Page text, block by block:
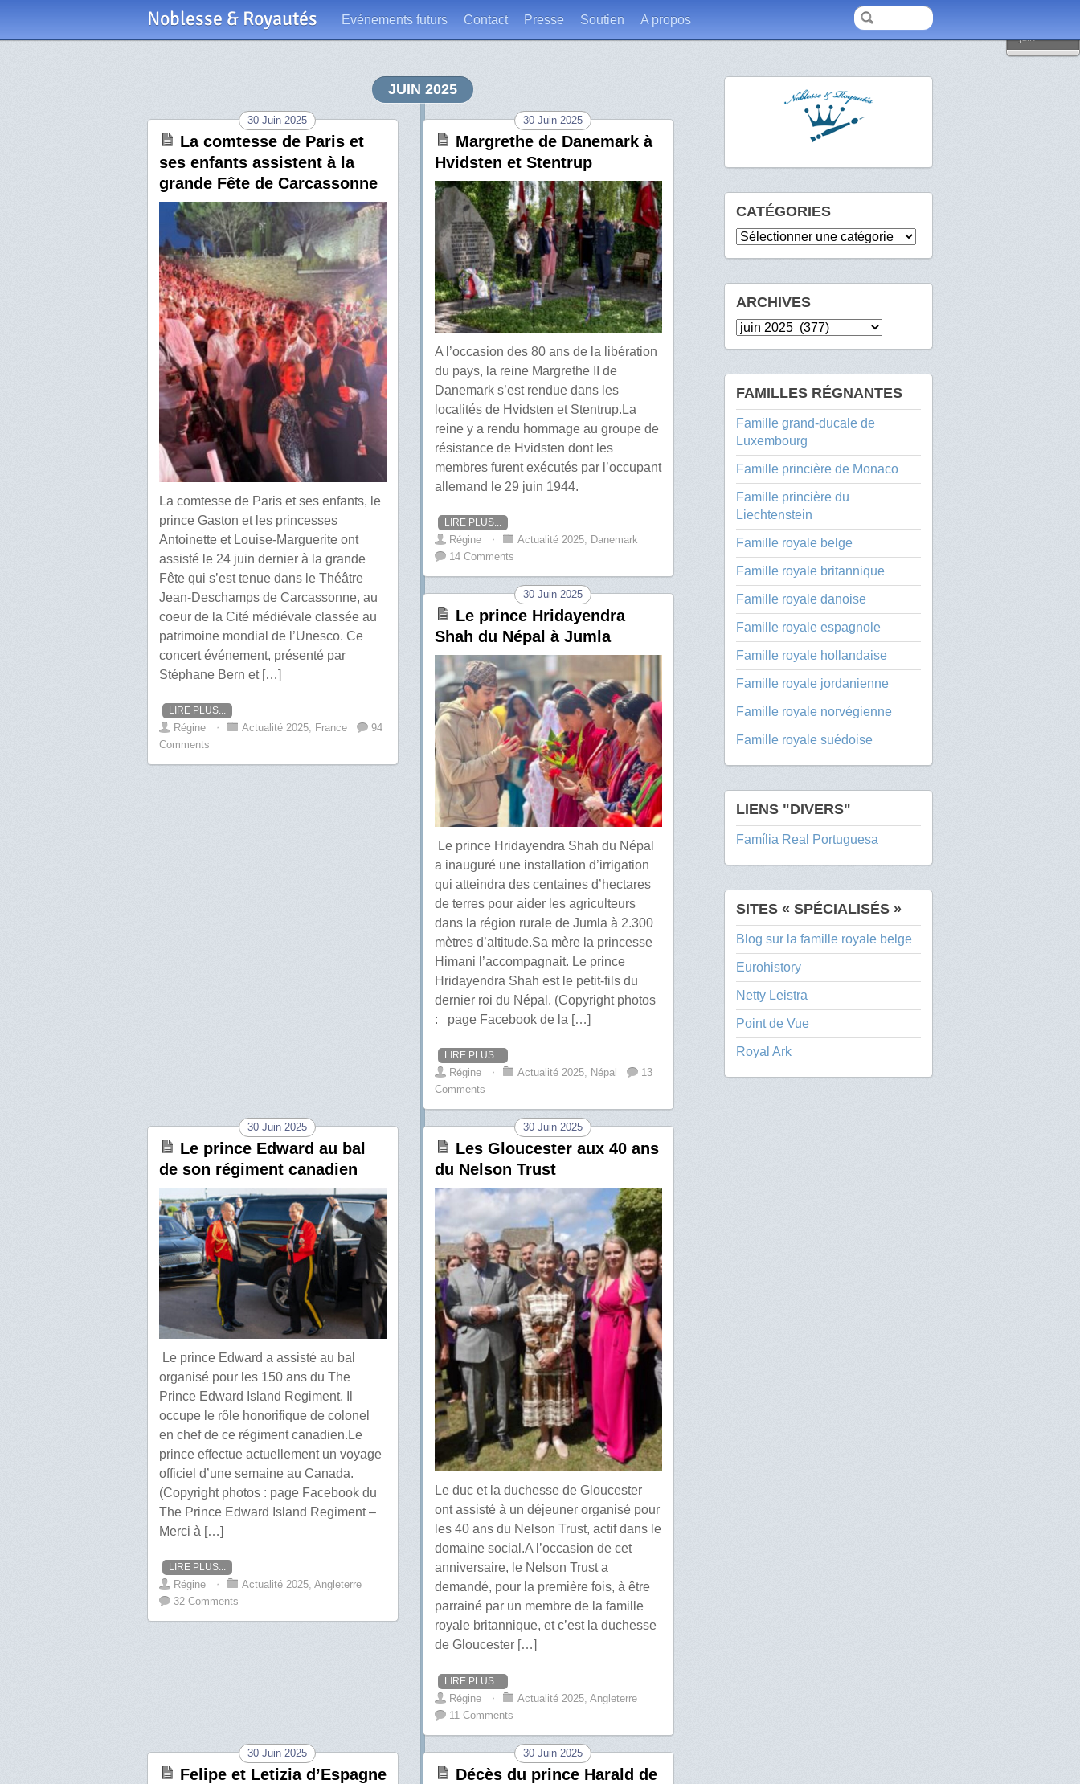
Noblesse & Royautés Evénements futurs Contact Presse Soutien A propos
juin
JUIN 2025
30 Juin 2025
La comtesse de Paris et
ses enfants assistent à la
grande Fête de Carcassonne
La comtesse de Paris et ses enfants, le
prince Gaston et les princesses
Antoinette et Louise-Marguerite ont
assisté le 24 juin dernier à la grande
Fête qui s’est tenue dans le Théâtre
Jean-Deschamps de Carcassonne, au
coeur de la Cité médiévale classée au
patrimoine mondial de l’Unesco. Ce
concert événement, présenté par
Stéphane Bern et […]
LIRE PLUS...
Régine ⋅ Actualité 2025 France
94
Comments
30 Juin 2025
Margrethe de Danemark à
Hvidsten et Stentrup
A l’occasion des 80 ans de la libération
du pays, la reine Margrethe II de
Danemark s’est rendue dans les
localités de Hvidsten et Stentrup.La
reine y a rendu hommage au groupe de
résistance de Hvidsten dont les
membres furent exécutés par l’occupant
allemand le 29 juin 1944.
LIRE PLUS...
Régine ⋅ Actualité 2025
Danemark
14 Comments
30 Juin 2025
Le prince Hridayendra
Shah du Népal à Jumla
Le prince Hridayendra Shah du Népal
a inauguré une installation d’irrigation
qui atteindra des centaines d’hectares
de terres pour aider les agriculteurs
dans la région rurale de Jumla à 2.300
mètres d’altitude.Sa mère la princesse
Himani l’accompagnait. Le prince
Hridayendra Shah est le petit-fils du
dernier roi du Népal. (Copyright photos
: page Facebook de la […]
LIRE PLUS...
Régine ⋅ Actualité 2025 Népal
13
Comments
30 Juin 2025
Le prince Edward au bal
de son régiment canadien
Le prince Edward a assisté au bal
organisé pour les 150 ans du The
Prince Edward Island Regiment. Il
occupe le rôle honorifique de colonel
en chef de ce régiment canadien.Le
prince effectue actuellement un voyage
officiel d’une semaine au Canada.
(Copyright photos : page Facebook du
The Prince Edward Island Regiment –
Merci à […]
LIRE PLUS...
Régine ⋅ Actualité 2025, Angleterre
32 Comments
30 Juin 2025
Les Gloucester aux 40 ans
du Nelson Trust
Le duc et la duchesse de Gloucester
ont assisté à un déjeuner organisé pour
les 40 ans du Nelson Trust, actif dans le
domaine social.A l’occasion de cet
anniversaire, le Nelson Trust a
demandé, pour la première fois, à être
parrainé par un membre de la famille
royale britannique, et c’est la duchesse
de Gloucester […]
LIRE PLUS...
Régine ⋅ Actualité 2025 Angleterre
11 Comments
30 Juin 2025
Felipe et Letizia d’Espagne
30 Juin 2025
Décès du prince Harald de
CATÉGORIES
Catégories
ARCHIVES
Archives
FAMILLES RÉGNANTES
Famille grand-ducale de
Luxembourg
Famille princière de Monaco
Famille princière du
Liechtenstein
Famille royale belge
Famille royale britannique
Famille royale danoise
Famille royale espagnole
Famille royale hollandaise
Famille royale jordanienne
Famille royale norvégienne
Famille royale suédoise
LIENS "DIVERS"
Família Real Portuguesa
SITES « SPÉCIALISÉS »
Blog sur la famille royale belge
Eurohistory
Netty Leistra
Point de Vue
Royal Ark